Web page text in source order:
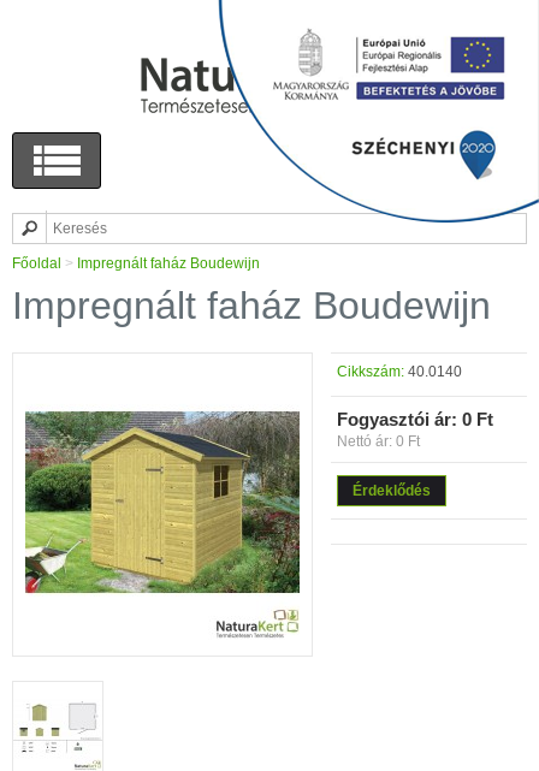
Főoldal > Impregnált faház Boudewijn
Impregnált faház Boudewijn
Cikkszám: 40.0140
Fogyasztói ár: 0 Ft
Nettó ár: 0 Ft
Érdeklődés